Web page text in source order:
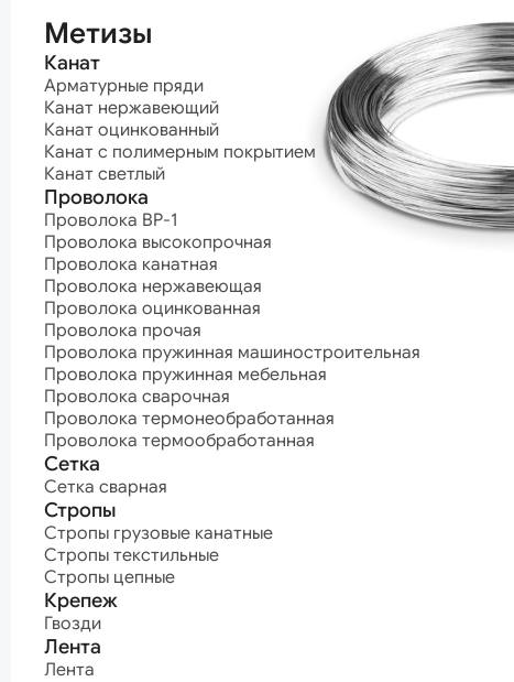
Метизы
Канат
Арматурные пряди
Канат нержавеющий
Канат оцинкованный
Канат с полимерным покрытием
Канат светлый
Проволока
Проволока ВР-1
Проволока высокопрочная
Проволока канатная
Проволока нержавеющая
Проволока оцинкованная
Проволока прочая
Проволока пружинная машиностроительная
Проволока пружинная мебельная
Проволока сварочная
Проволока термонеобработанная
Проволока термообработанная
Сетка
Сетка сварная
Стропы
Стропы грузовые канатные
Стропы текстильные
Стропы цепные
Крепеж
Гвозди
Лента
Лента